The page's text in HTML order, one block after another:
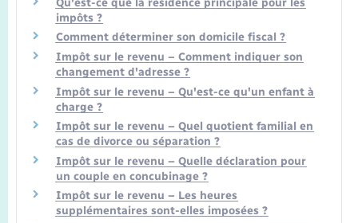
impôts ?
Comment déterminer son domicile fiscal ?
Impôt sur le revenu – Comment indiquer son
changement d'adresse ?
Impôt sur le revenu – Qu'est-ce qu'un enfant à
charge ?
Impôt sur le revenu – Quel quotient familial en
cas de divorce ou séparation ?
Impôt sur le revenu – Quelle déclaration pour
un couple en concubinage ?
Impôt sur le revenu – Les heures
supplémentaires sont-elles imposées ?